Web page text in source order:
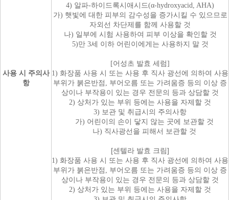
사용 시 주의사
항
4) 알파-하이드록시애시드(α-hydroxyacid, AHA)
가) 햇빛에 대한 피부의 감수성을 증가시킬 수 있으므로
자외선 차단제를 함께 사용할 것
나) 일부에 시험 사용하여 피부 이상을 확인할 것
5)만 3세 이하 어린이에게는 사용하지 말 것
[어성초 발효 세럼]
1) 화장품 사용 시 또는 사용 후 직사 광선에 의하여 사용
부위가 붉은반점, 부어오름 또는 가려움증 등의 이상 증
상이나 부작용이 있는 경우 전문의 등과 상담할 것
2) 상처가 있는 부위 등에는 사용을 자제할 것
3) 보관 및 취급시의 주의사항
가) 어린이의 손이 닿지 않는 곳에 보관할 것
나) 직사광선을 피해서 보관할 것
[센텔라 발효 크림]
1) 화장품 사용 시 또는 사용 후 직사 광선에 의하여 사용
부위가 붉은반점, 부어오름 또는 가려움증 등의 이상 증
상이나 부작용이 있는 경우 전문의 등과 상담할 것
2) 상처가 있는 부위 등에는 사용을 자제할 것